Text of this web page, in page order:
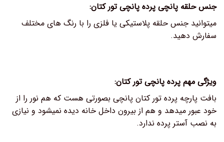
جنس حلقه پانچی پرده پانچی تور کتان:
میتوانید جنس حلقه پلاستیکی یا فلزی را با رنگ های مختلف
سفارش دهید.
ویژگی مهم پرده پانچی تور کتان:
بافت پارچه پرده تور کتان پانچی بصورتی هست که هم نور را از
خود عبور میدهد و هم از بیرون داخل خانه دیده نمیشود و نیازی
به نصب آستر پرده ندارد.